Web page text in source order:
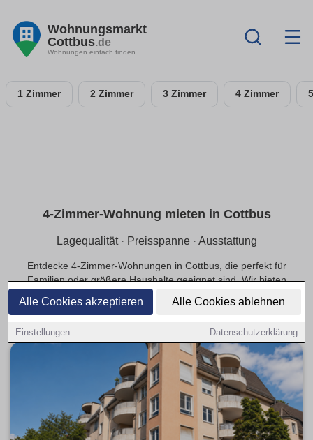
Alle Cookies akzeptieren Alle Cookies ablehnen
Einstellungen Datenschutzerklärung
Wohnungsmarkt
Cottbus.de
Wohnungen einfach finden
1 Zimmer 2 Zimmer 3 Zimmer 4 Zimmer
4-Zimmer-Wohnung mieten in Cottbus
Lagequalität · Preisspanne · Ausstattung
Entdecke 4-Zimmer-Wohnungen in Cottbus, die perfekt für
Familien oder größere Haushalte geeignet sind. Wir bieten
dir Optionen in ruhigen Lagen und das passende Preis-
Leistungs-Verhältnis.